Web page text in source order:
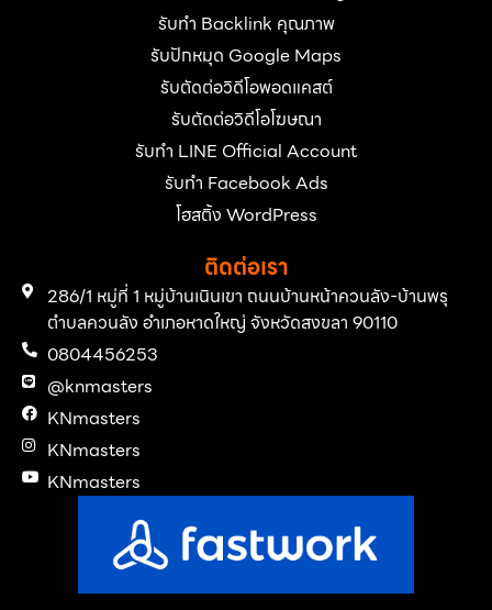
รับทำ Backlink คุณภาพ
รับปักหมุด Google Maps
รับตัดต่อวิดีโอพอดแคสต์
รับตัดต่อวิดีโอโฆษณา
รับทำ LINE Official Account
รับทำ Facebook Ads
โฮสติ้ง WordPress
ติดต่อเรา
286/1 หมู่ที่ 1 หมู่บ้านเนินเขา ถนนบ้านหน้าควนลัง-บ้านพรุ
ตำบลควนลัง อำเภอหาดใหญ่ จังหวัดสงขลา 90110
0804456253
@knmasters
KNmasters
KNmasters
KNmasters